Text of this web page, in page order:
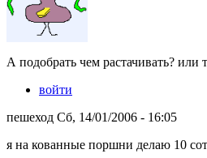
А подобрать чем растачивать? или
войти
пешеход Сб, 14/01/2006 - 16:05
я на кованные поршни делаю 10